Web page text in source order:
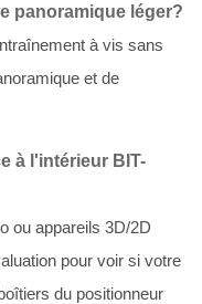
panoramique léger?
à vis sans
et de
à l'intérieur BIT-
ou appareils 3D/2D
pour voir si votre
du positionneur